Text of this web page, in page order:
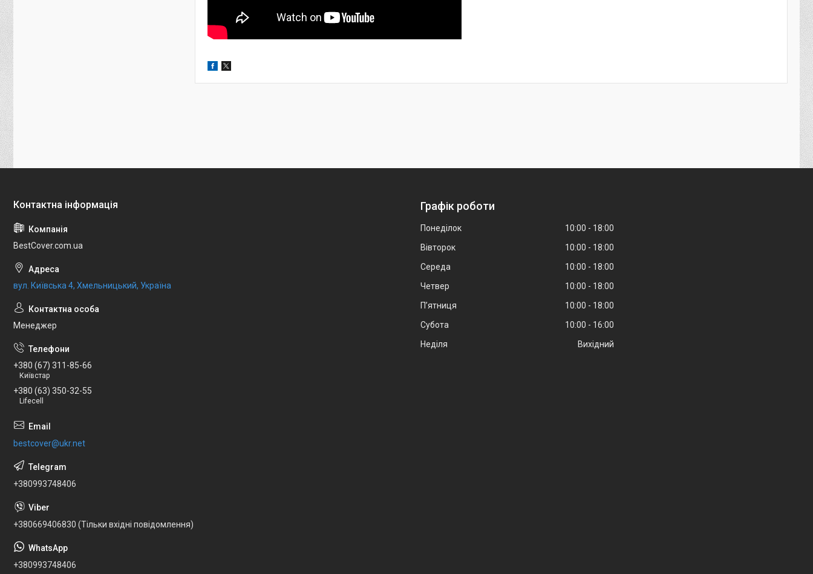
BestCover.com.ua
вул. Київська 4, Хмельницький, Україна
Менеджер
+380 (67) 311-85-66
Київстар
+380 (63) 350-32-55
Lifecell
bestcover@ukr.net
+380993748406
+380669406830 (Тільки вхідні повідомлення)
+380993748406
Графік роботи
Понеділок 10:00
18:00
Вівторок
10:00
18:00
Середа
10:00
18:00
Четвер
10:00
18:00
Пʼятниця
10:00
18:00
Субота
10:00
16:00
Неділя
Вихідний